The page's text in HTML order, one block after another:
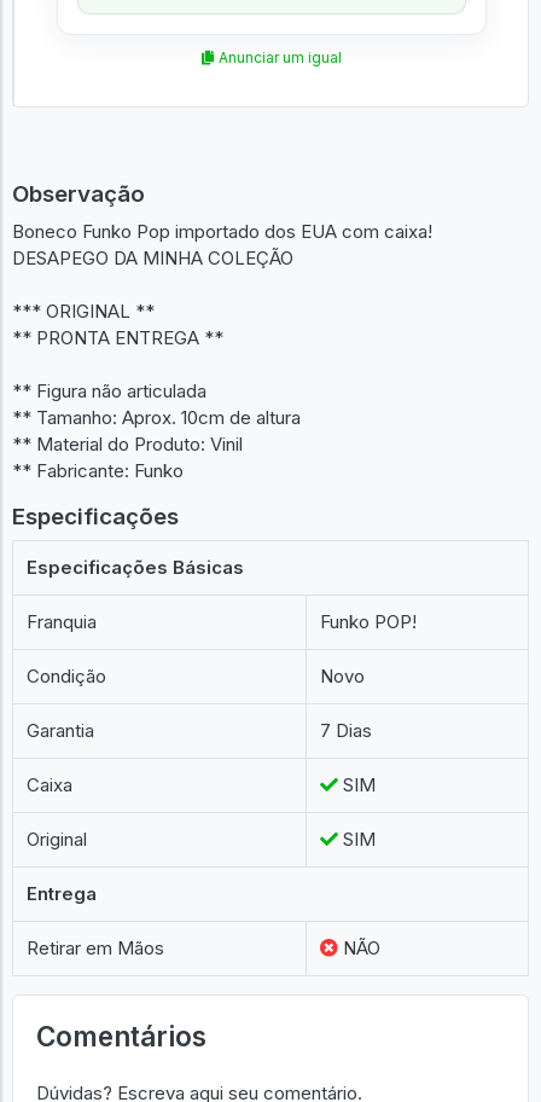
Anunciar um igual
Observação
Boneco Funko Pop importado dos EUA com caixa!
DESAPEGO DA MINHA COLEÇÃO
*** ORIGINAL **
** PRONTA ENTREGA **
** Figura não articulada
** Tamanho: Aprox. 10cm de altura
** Material do Produto: Vinil
** Fabricante: Funko
Especificações
Especificações Básicas
Franquia Funko POP!
Condição Novo
Garantia 7 Dias
Caixa SIM
Original SIM
Entrega
Retirar em Mãos NÃO
Comentários
Dúvidas? Escreva aqui seu comentário.